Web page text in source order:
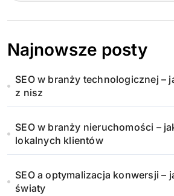
Najnowsze posty
SEO w branży technologicznej –
z nisz
SEO w branży nieruchomości –
lokalnych klientów
SEO a optymalizacja konwersji –
światy